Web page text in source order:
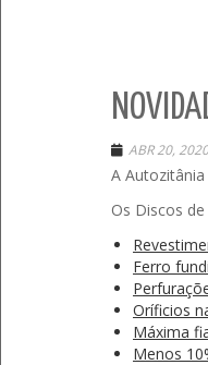
ABR 20, 2020
A
Os Discos
Ferro
Oríficios
Máxima
Menos